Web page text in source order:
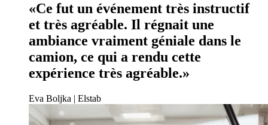
«Ce fut un événement très instructif
et très agréable. Il régnait une
ambiance vraiment géniale dans le
camion, ce qui a rendu cette
expérience très agréable.»
Eva Boljka | Elstab